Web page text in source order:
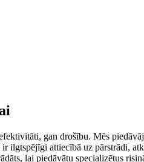
gan drošību. Mēs
ilgtspējīgi attiecībā uz pārstrādi,
lai piedāvātu specializētus